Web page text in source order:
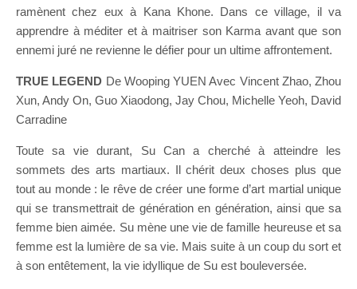
ramènent chez eux à Kana Khone. Dans ce village, il va
apprendre à méditer et à maitriser son Karma avant que son
ennemi juré ne revienne le défier pour un ultime affrontement.
TRUE LEGEND De Wooping YUEN Avec Vincent Zhao, Zhou
Xun, Andy On, Guo Xiaodong, Jay Chou, Michelle Yeoh, David
Carradine
Toute sa vie durant, Su Can a cherché à atteindre les
sommets des arts martiaux. Il chérit deux choses plus que
tout au monde : le rêve de créer une forme d’art martial unique
qui se transmettrait de génération en génération, ainsi que sa
femme bien aimée. Su mène une vie de famille heureuse et sa
femme est la lumière de sa vie. Mais suite à un coup du sort et
à son entêtement, la vie idyllique de Su est bouleversée.